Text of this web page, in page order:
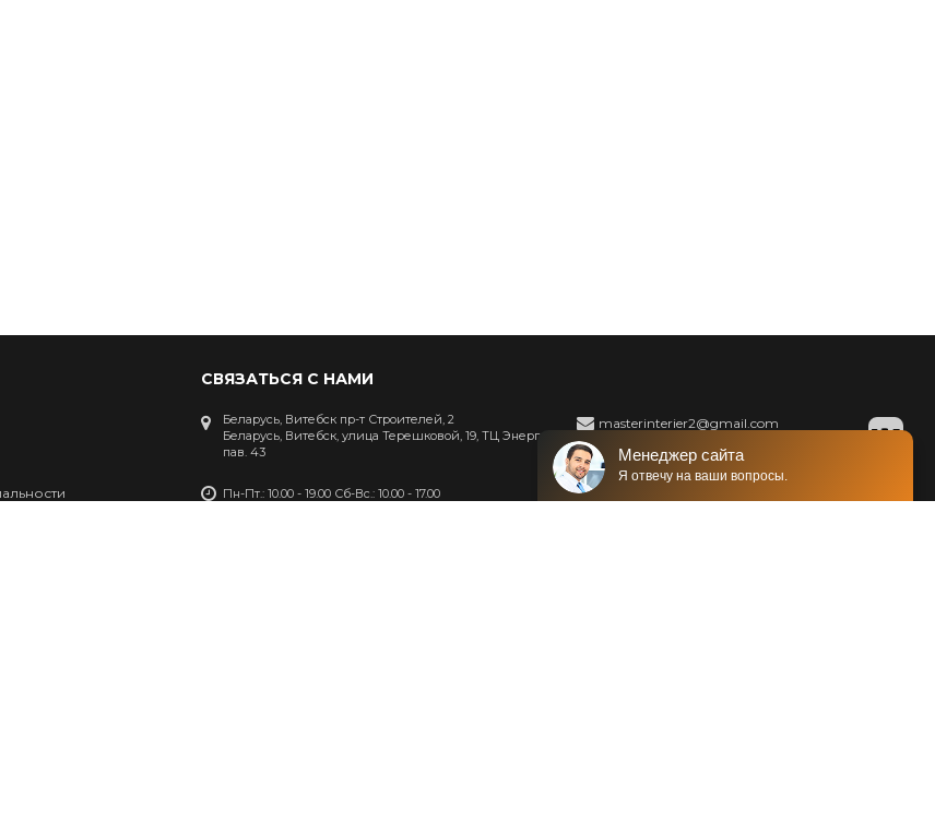
СВЯЗАТЬСЯ С НАМИ
Беларусь, Витебск пр-т Строителей, 2
Беларусь, Витебск, улица Терешковой, 19, ТЦ Энергия,
пав. 43
Пн-Пт.: 10.00 - 19.00 Сб-Вс.: 10.00 - 17.00
masterinterier2@gmail.com
+375 (29) 210-05-05
+375 (29) 210-05-05
Менеджер сайта
Я отвечу на ваши вопросы.